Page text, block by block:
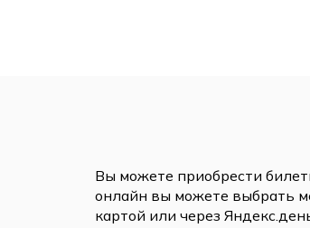
Вы можете приобрести
онлайн вы можете выбрать
картой или через